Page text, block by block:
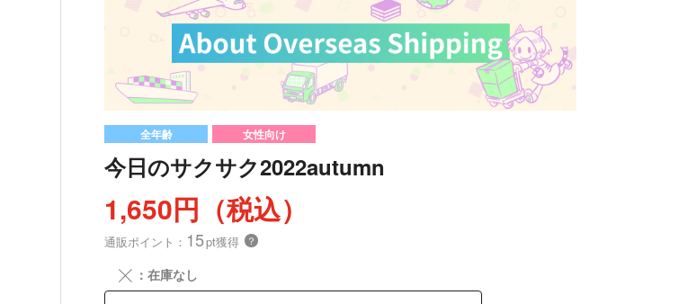
全年齢 女性向け
今日のサクサク2022autumn
1,650円（税込）
通販ポイント： 15pt獲得 ？
╳ ：在庫なし